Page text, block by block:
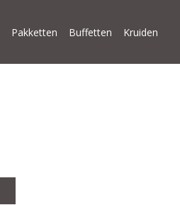
Pakketten Buffetten Kruiden